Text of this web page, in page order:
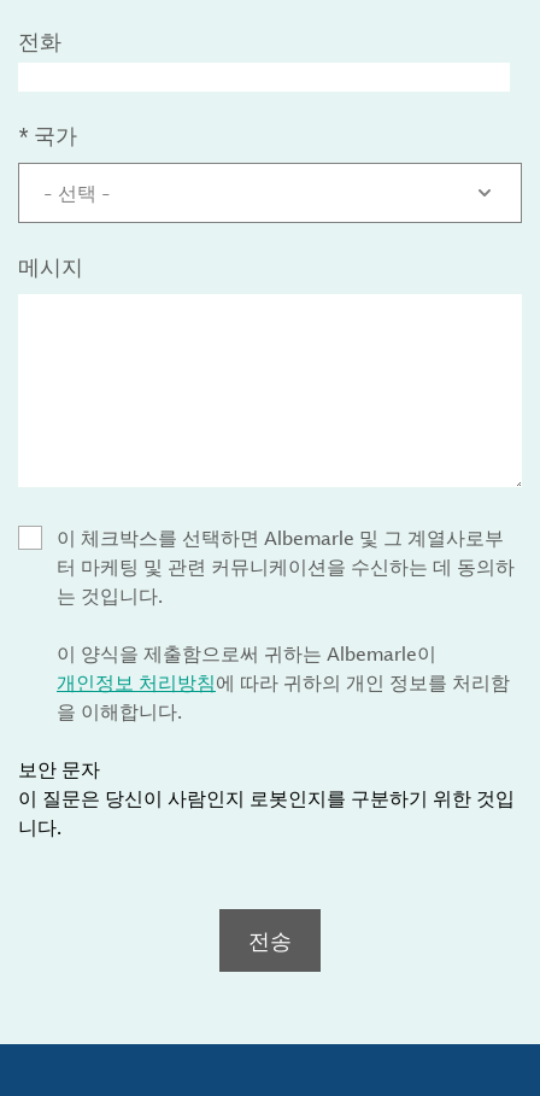
전화
* 국가
- 선택 -
메시지
이 체크박스를 선택하면 Albemarle 및 그 계열사로부
터 마케팅 및 관련 커뮤니케이션을 수신하는 데 동의하
는 것입니다.
이 양식을 제출함으로써 귀하는 Albemarle이
개인정보 처리방침에 따라 귀하의 개인 정보를 처리함
을 이해합니다.
보안 문자
이 질문은 당신이 사람인지 로봇인지를 구분하기 위한 것입
니다.
전송